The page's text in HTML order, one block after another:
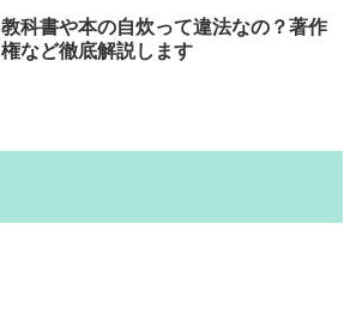
教科書や本の自炊って違法なの？著作
権など徹底解説します